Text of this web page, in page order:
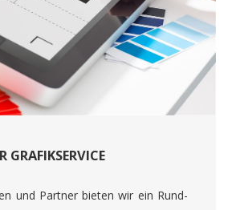
GRAFIKSERVICE
und Partner bieten wir ein Rund-